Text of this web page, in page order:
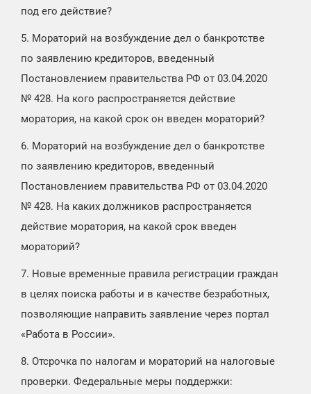
под его действие?
5. Мораторий на возбуждение дел о банкротстве
по заявлению кредиторов, введенный
Постановлением правительства РФ от 03.04.2020
№ 428. На кого распространяется действие
моратория, на какой срок он введен мораторий?
6. Мораторий на возбуждение дел о банкротстве
по заявлению кредиторов, введенный
Постановлением правительства РФ от 03.04.2020
№ 428. На каких должников распространяется
действие моратория, на какой срок введен
мораторий?
7. Новые временные правила регистрации граждан
в целях поиска работы и в качестве безработных,
позволяющие направить заявление через портал
«Работа в России».
8. Отсрочка по налогам и мораторий на налоговые
проверки. Федеральные меры поддержки: